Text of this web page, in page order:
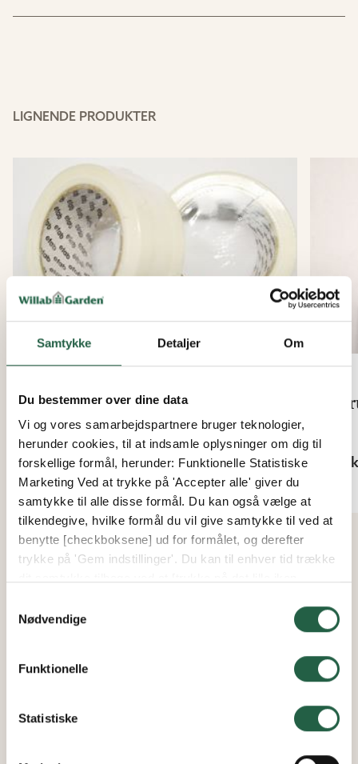
Samtykke Detaljer Om
Du bestemmer over dine data
Vi og vores samarbejdspartnere bruger teknologier,
herunder cookies, til at indsamle oplysninger om dig til
forskellige formål, herunder: Funktionelle Statistiske
Marketing Ved at trykke på 'Accepter alle' giver du
samtykke til alle disse formål. Du kan også vælge at
tilkendegive, hvilke formål du vil give samtykke til ved at
benytte [checkboksene] ud for formålet, og derefter
trykke på 'Gem indstillinger'. Du kan til enhver tid trække
mere om vores brug af cookies og andre teknologier,
personlige oplysninger
Nødvendige
Funktionelle
Statistiske
LIGNENDE PRODUKTER
Dræntape til 32, 40, 50mm
termotag
Fra
131 kr.
40